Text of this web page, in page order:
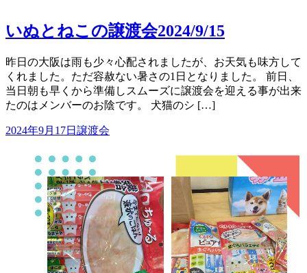
いぬとねこの譲渡会2024/9/15
昨日の大阪は雨も少々心配されましたが、お天気も味方して
くれました。ただ容赦ない暑さの1日となりました。 前日、
当日朝も早くから準備しスムーズに譲渡会を迎える事が出来
たのはメンバーのお陰です。 犬猫のシ […]
2024年9月17日 譲渡会